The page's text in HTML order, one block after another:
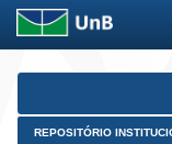
Skip
REPOSITÓRIO